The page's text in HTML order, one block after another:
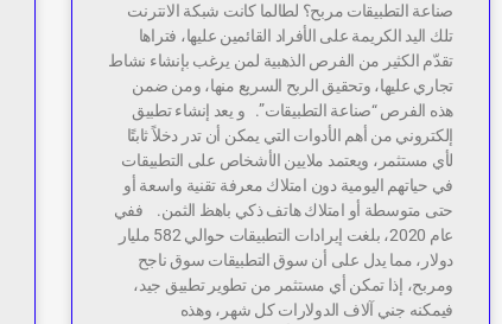
صناعة التطبيقات مربح؟ لطالما كانت شبكة الانترنت
تلك اليد الكريمة على الأفراد القائمين عليها، فتراها
تقدّم الكثير من الفرص الذهبية لمن يرغب بإنشاء نشاط
تجاري عليها، وتحقيق الربح السريع منها، ومن ضمن
هذه الفرص “صناعة التطبيقات”. و يعد إنشاء تطبيق
إلكتروني من أهم الأدوات التي يمكن أن تدر دخلاً ثابتًا
لأي مستثمر، ويعتمد ملايين الأشخاص على التطبيقات
في حياتهم اليومية دون امتلاك معرفة تقنية واسعة أو
حتى متوسطة أو امتلاك هاتف ذكي باهظ الثمن. ففي
عام 2020، بلغت إيرادات التطبيقات حوالي 582 مليار
دولار، مما يدل على أن سوق التطبيقات سوق ناجح
ومربح، إذا تمكن أي مستثمر من تطوير تطبيق جيد،
فيمكنه جني آلاف الدولارات كل شهر، وهذه